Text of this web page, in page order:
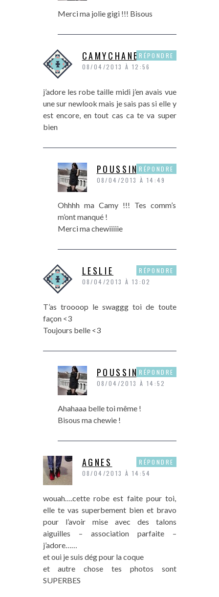
Merci ma jolie gigi !!! Bisous
CAMYCHANBLOG
08/04/2013 À 12:56
j’adore les robe taille midi j’en avais vue
une sur newlook mais je sais pas si elle y
est encore, en tout cas ca te va super
bien
RÉPONDRE
POUSSINE
08/04/2013 À 14:49
Ohhhh ma Camy !!! Tes comm’s
m’ont manqué !
Merci ma chewiiiiie
RÉPONDRE
LESLIE
08/04/2013 À 13:02
T’as troooop le swaggg toi de toute
façon <3
Toujours belle <3
RÉPONDRE
POUSSINE
08/04/2013 À 14:52
Ahahaaa belle toi même !
Bisous ma chewie !
RÉPONDRE
AGNES
08/04/2013 À 14:54
wouah….cette robe est faite pour toi,
elle te vas superbement bien et bravo
pour l’avoir mise avec des talons
aiguilles – association parfaite –
j’adore……
et oui je suis dég pour la coque
et autre chose tes photos sont
SUPERBES
RÉPONDRE